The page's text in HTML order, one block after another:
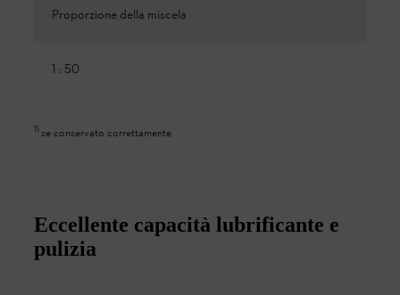
Proporzione della miscela
1 : 50
1) se conservato correttamente
Eccellente capacità lubrificante e
pulizia